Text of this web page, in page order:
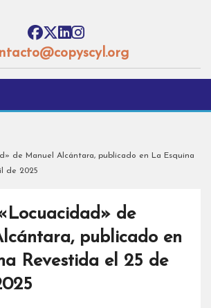
de Manuel Alcántara, publicado en La Esquina
de 2025
de
publicado en
Revestida el 25 de